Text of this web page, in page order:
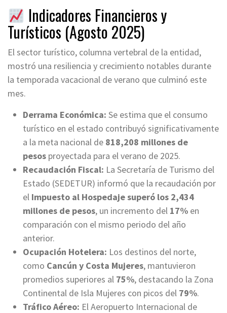
Indicadores Financieros y
Turísticos (Agosto 2025)
El sector turístico, columna vertebral de la entidad,
mostró una resiliencia y crecimiento notables durante
la temporada vacacional de verano que culminó este
mes.
Derrama Económica: Se estima que el consumo
turístico en el estado contribuyó significativamente
a la meta nacional de 818,208 millones de
pesos proyectada para el verano de 2025.
Recaudación Fiscal: La Secretaría de Turismo del
Estado (SEDETUR) informó que la recaudación por
el Impuesto al Hospedaje superó los 2,434
millones de pesos, un incremento del 17% en
comparación con el mismo periodo del año
anterior.
Ocupación Hotelera: Los destinos del norte,
como Cancún y Costa Mujeres, mantuvieron
promedios superiores al 75%, destacando la Zona
Continental de Isla Mujeres con picos del 79%.
Tráfico Aéreo: El Aeropuerto Internacional de